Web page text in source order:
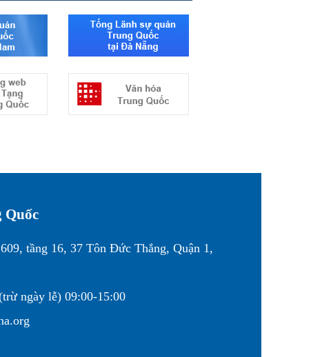
Quốc
tầng 16, 37 Tôn Đức Thắng, Quận 1,
ngày lễ) 09:00-15:00